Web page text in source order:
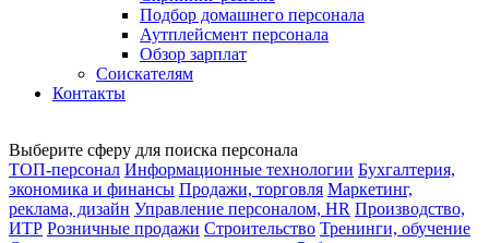
Подбор домашнего персонала
Аутплейсмент персонала
Обзор зарплат
Соискателям
Контакты
Выберите сферу для поиска персонала
ТОП-персонал Информационные технологии Бухгалтерия,
экономика и финансы Продажи, торговля Маркетинг,
реклама, дизайн Управление персоналом, HR Производство,
ИТР Розничные продажи Строительство Тренинги, обучение